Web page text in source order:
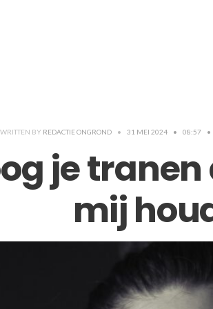
WRITTEN BY REDACTIE ONGROND • 31 MEI 2024 • 08:57 •
je tranen
mij